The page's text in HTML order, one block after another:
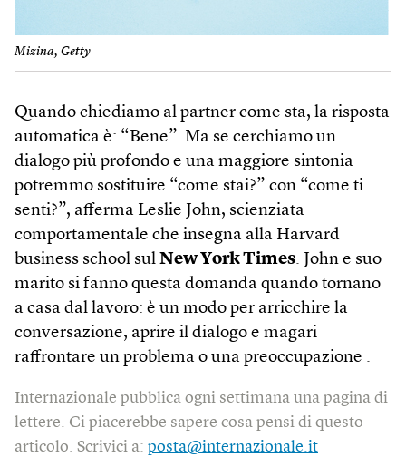
Mizina, Getty
Quando chiediamo al partner come sta, la risposta
automatica è: “Bene”. Ma se cerchiamo un
dialogo più profondo e una maggiore sintonia
potremmo sostituire “come stai?” con “come ti
senti?”, afferma Leslie John, scienziata
comportamentale che insegna alla Harvard
business school sul New York Times. John e suo
marito si fanno questa domanda quando tornano
a casa dal lavoro: è un modo per arricchire la
conversazione, aprire il dialogo e magari
raffrontare un problema o una preoccupazione .
Internazionale pubblica ogni settimana una pagina di
lettere. Ci piacerebbe sapere cosa pensi di questo
articolo. Scrivici a: posta@internazionale.it